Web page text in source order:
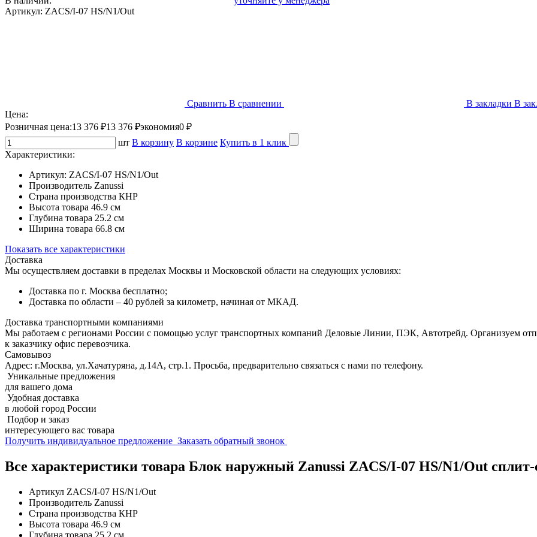
Артикул: ZACS/I-07 HS/N1/Out
Сравнить В сравнении В закладки В
Цена:
Розничная цена:13 376 ₽13 376 ₽экономия0 ₽
шт В корзину В корзине Купить в 1 клик
Характеристики:
Артикул: ZACS/I-07 HS/N1/Out
Производитель Zanussi
Страна производства КНР
Высота товара 46.9 см
Глубина товара 25.2 см
Ширина товара 66.8 см
Показать все характеристики
Доставка
Мы осуществляем доставки в пределах Москвы и Московской области на следующих условиях:
Доставка по г. Москва бесплатно;
Доставка по области – 40 рублей за километр, начиная от МКАД.
Доставка транспортными компаниями
Мы работаем с регионами России с помощью услуг транспортных компаний Деловые Линии, ПЭК, Автотрейд. Организуем
к заказчику офис перевозчика.
Самовывоз
Адрес: г.Москва, ул.Хачатуряна, д.14А, стр.1. Просьба, предварительно связаться с нами по телефону.
Уникальные предложения
для вашего дома
Удобная доставка
в любой город России
Подбор и заказ
интересующего вас товара
Получить индивидуальное предложение Заказать обратный звонок
Все характеристики товара Блок наружный Zanussi ZACS/I-07 HS/N1/Out
Артикул ZACS/I-07 HS/N1/Out
Производитель Zanussi
Страна производства КНР
Высота товара 46.9 см
Глубина товара 25.2 см